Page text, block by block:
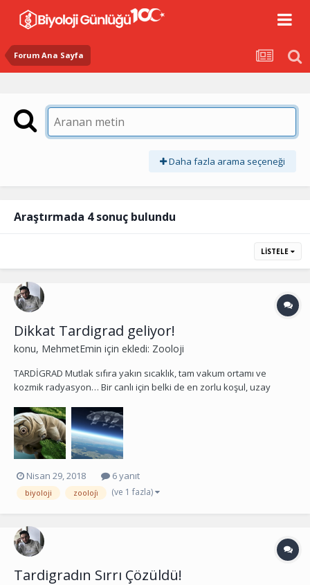
Forum Ana Sayfa
Daha fazla arama seçeneği
Araştırmada 4 sonuç bulundu
LISTELE
Dikkat Tardigrad geliyor!
konu, MehmetEmin için ekledi: Zooloji
TARDİGRAD Mutlak sıfıra yakın sıcaklık, tam vakum ortamı ve
kozmik radyasyon… Bir canlı için belki de en zorlu koşul, uzay
çıkması, saniyeler içinde donmasına, akciğerlerinin çökmesine,
kanındaki tüm oksijenin gaza dönüşmesin...
Nisan 29, 2018 6 yanıt
biyoloji zooloji̇ (ve 1 fazla)
Tardigradın Sırrı Çözüldü!